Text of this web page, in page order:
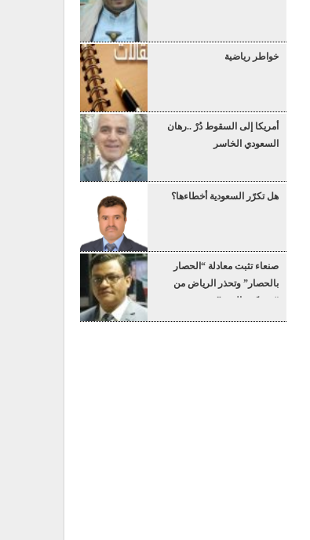
خواطر رياضية
أمريكا إلى السقوط دُرْ ..رهان
السعودي الخاسر
هل تكرّر السعودية أخطاءها؟
صنعاء تثبت معادلة “الحصار
بالحصار” وتحذر الرياض من
“عسكرة البحر”